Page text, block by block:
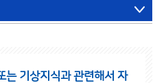
는 기상지식과 관련해서 자